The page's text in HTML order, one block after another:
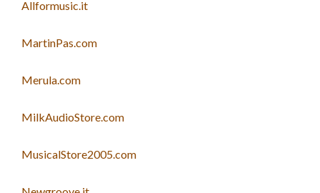
Allformusic.it
MartinPas.com
Merula.com
MilkAudioStore.com
MusicalStore2005.com